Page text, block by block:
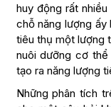
huy động rất
chỗ năng lượng ấy
tiêu thụ một lượng
nuôi dưỡng cơ thể
tạo ra năng lượng
Những phân tích